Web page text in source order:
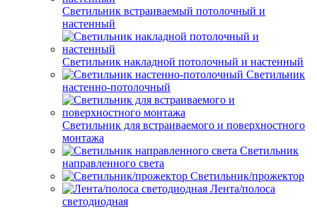
Светильник встраиваемый потолочный и
настенный
Светильник накладной потолочный и настенный
Светильник
настенно-потолочный
Светильник для встраиваемого и поверхностного
монтажа
Светильник
направленного света
Светильник/прожектор
Лента/полоса
светодиодная